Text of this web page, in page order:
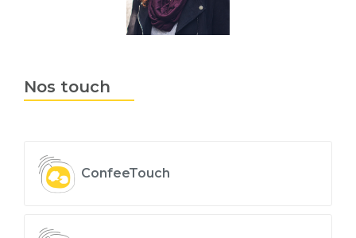
Nos touch
ConfeeTouch